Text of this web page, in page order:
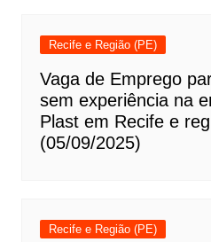
Recife e Região (PE)
Vaga de Emprego
sem experiência na
Plast em Recife e
(05/09/2025)
Recife e Região (PE)